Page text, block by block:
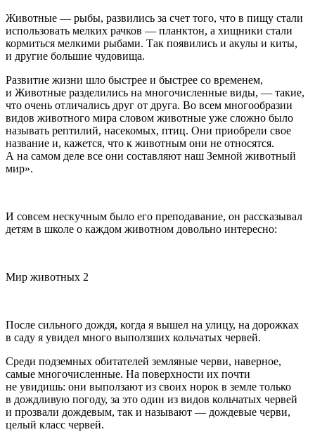
Животные — рыбы, развились за счет того, что в пищу стали
использовать мелких рачков — планктон, а хищники стали
кормиться мелкими рыбами. Так появились и акулы и киты,
и другие большие чудовища.
Развитие жизни шло быстрее и быстрее со временем,
и Животные разделились на многочисленные виды, — такие,
что очень отличались друг от друга. Во всем многообразии
видов животного мира словом животные уже сложно было
называть рептилий, насекомых, птиц. Они приобрели свое
название и, кажется, что к животным они не относятся.
А на самом деле все они составляют наш Земной животный
мир».
И совсем нескучным было его преподавание, он рассказывал
детям в школе о каждом животном довольно интересно:
Мир животных 2
После сильного дождя, когда я вышел на улицу, на дорожках
в саду я увидел много выползших кольчатых червей.
Среди подземных обитателей земляные черви, наверное,
самые многочисленные. На поверхности их почти
не увидишь: они выползают из своих норок в земле только
в дождливую погоду, за это один из видов кольчатых червей
и прозвали дождевым, так и называют — дождевые черви,
целый класс червей.